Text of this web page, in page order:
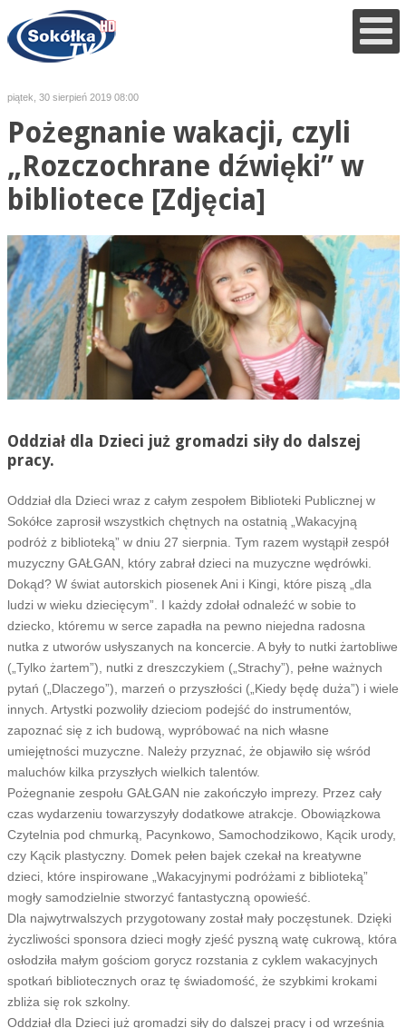
piątek, 30 sierpień 2019 08:00
Pożegnanie wakacji, czyli
„Rozczochrane dźwięki” w
bibliotece [Zdjęcia]
Oddział dla Dzieci już gromadzi siły do dalszej
pracy.
Oddział dla Dzieci wraz z całym zespołem Biblioteki Publicznej w
Sokółce zaprosił wszystkich chętnych na ostatnią „Wakacyjną
podróż z biblioteką” w dniu 27 sierpnia. Tym razem wystąpił zespół
muzyczny GAŁGAN, który zabrał dzieci na muzyczne wędrówki.
Dokąd? W świat autorskich piosenek Ani i Kingi, które piszą „dla
ludzi w wieku dziecięcym”. I każdy zdołał odnaleźć w sobie to
dziecko, któremu w serce zapadła na pewno niejedna radosna
nutka z utworów usłyszanych na koncercie. A były to nutki żartobliwe
(„Tylko żartem”), nutki z dreszczykiem („Strachy”), pełne ważnych
pytań („Dlaczego”), marzeń o przyszłości („Kiedy będę duża”) i wiele
innych. Artystki pozwoliły dzieciom podejść do instrumentów,
zapoznać się z ich budową, wypróbować na nich własne
umiejętności muzyczne. Należy przyznać, że objawiło się wśród
maluchów kilka przyszłych wielkich talentów.
Pożegnanie zespołu GAŁGAN nie zakończyło imprezy. Przez cały
czas wydarzeniu towarzyszyły dodatkowe atrakcje. Obowiązkowa
Czytelnia pod chmurką, Pacynkowo, Samochodzikowo, Kącik urody,
czy Kącik plastyczny. Domek pełen bajek czekał na kreatywne
dzieci, które inspirowane „Wakacyjnymi podróżami z biblioteką”
mogły samodzielnie stworzyć fantastyczną opowieść.
Dla najwytrwalszych przygotowany został mały poczęstunek. Dzięki
życzliwości sponsora dzieci mogły zjeść pyszną watę cukrową, która
osłodziła małym gościom gorycz rozstania z cyklem wakacyjnych
spotkań bibliotecznych oraz tę świadomość, że szybkimi krokami
zbliża się rok szkolny.
Oddział dla Dzieci już gromadzi siły do dalszej pracy i od września